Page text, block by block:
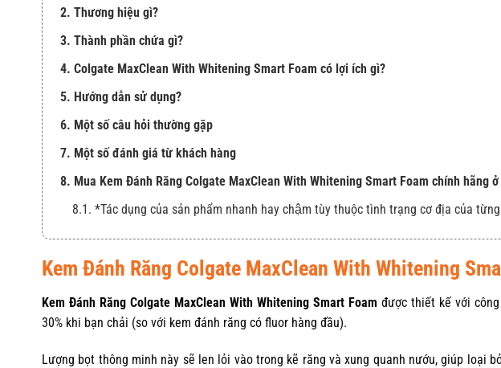
2. Thương hiệu gì?
3. Thành phần chứa gì?
4. Colgate MaxClean With Whitening Smart Foam có lợi ích gì?
5. Hướng dẫn sử dụng?
6. Một số câu hỏi thường gặp
7. Một số đánh giá từ khách hàng
8. Mua Kem Đánh Răng Colgate MaxClean With Whitening Smart Foam chính hãng
8.1. *Tác dụng của sản phẩm nhanh hay chậm tùy thuộc tình trạng cơ địa của
Kem Đánh Răng Colgate MaxClean With Whitening
Kem Đánh Răng Colgate MaxClean With Whitening Smart Foam được thiết kế với
30% khi bạn chải (so với kem đánh răng có fluor hàng đầu).
Lượng bọt thông minh này sẽ len lỏi vào trong kẽ răng và xung quanh nướu, giúp loại